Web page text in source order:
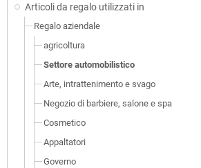
Articoli da regalo utilizzati in
Regalo aziendale
agricoltura
Settore automobilistico
Arte, intrattenimento e svago
Negozio di barbiere, salone e spa
Cosmetico
Appaltatori
Governo